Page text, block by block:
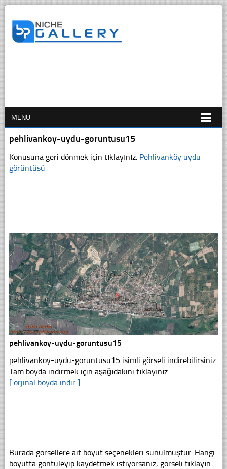
MENU
pehlivankoy-uydu-goruntusu15
Konusuna geri dönmek için tıklayınız. Pehlivanköy uydu
görüntüsü
pehlivankoy-uydu-goruntusu15
pehlivankoy-uydu-goruntusu15 isimli görseli indirebilirsiniz.
Tam boyda indirmek için aşağıdakini tıklayınız.
[ orjinal boyda indir ]
Burada görsellere ait boyut seçenekleri sunulmuştur. Hangi
boyutta göntüleyip kaydetmek istiyorsanız, görseli tıklayın